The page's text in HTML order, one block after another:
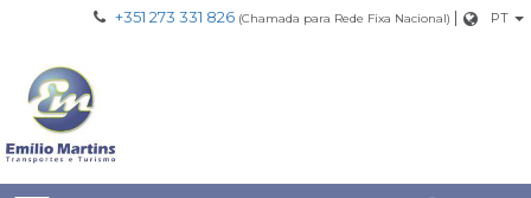
+351 273 331 826 (Chamada para Rede Fixa Nacional) | PT